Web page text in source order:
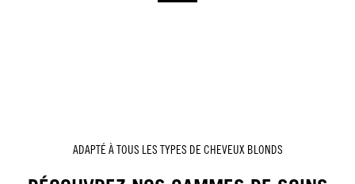
ADAPTÉ À TOUS LES TYPES DE CHEVEUX BLONDS